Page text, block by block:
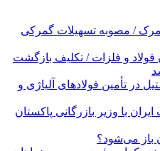
/ مصوبه تسهیلات گمرکی
فولاد و فلزات / تکلیف بازگشت
در تأمین فولادهای آلیاژی و
با وزیر بازرگانی پاکستان
باز می‌شود؟